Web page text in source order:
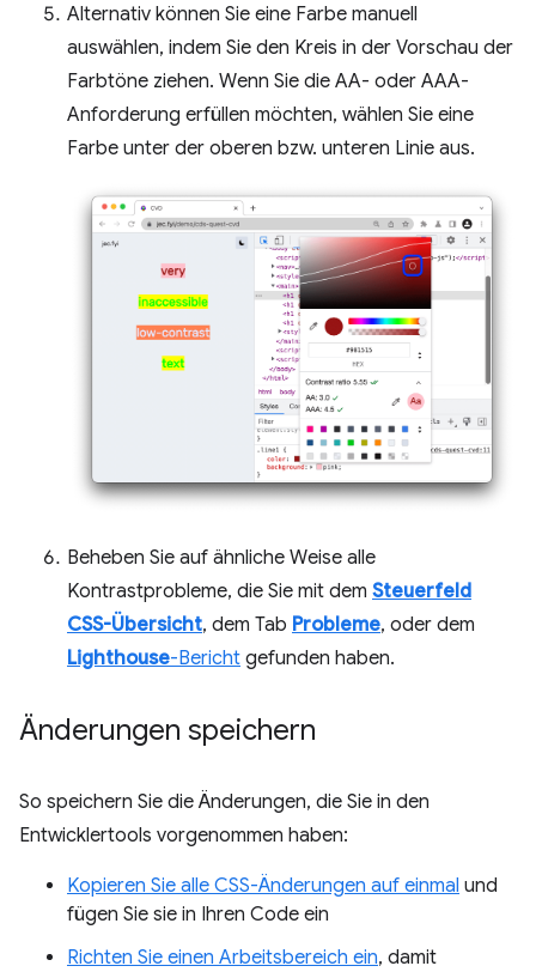
Alternativ können Sie eine Farbe manuell
auswählen, indem Sie den Kreis in der Vorschau der
Farbtöne ziehen. Wenn Sie die AA- oder AAA-
Anforderung erfüllen möchten, wählen Sie eine
Farbe unter der oberen bzw. unteren Linie aus.
Beheben Sie auf ähnliche Weise alle
Kontrastprobleme, die Sie mit dem Steuerfeld
CSS-Übersicht, dem Tab Probleme, oder dem
Lighthouse-Bericht gefunden haben.
Änderungen speichern
So speichern Sie die Änderungen, die Sie in den
Entwicklertools vorgenommen haben:
Kopieren Sie alle CSS-Änderungen auf einmal und
fügen Sie sie in Ihren Code ein
Richten Sie einen Arbeitsbereich ein, damit